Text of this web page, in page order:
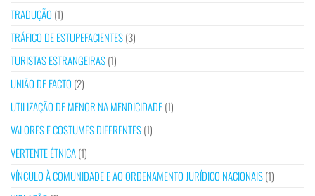
TRADUÇÃO (1)
TRÁFICO DE ESTUPEFACIENTES(3)
TURISTAS ESTRANGEIRAS(1)
UNIÃO DE FACTO (2)
UTILIZAÇÃO DE MENOR NA MENDICIDADE(1)
VALORES E COSTUMES DIFERENTES(1)
VERTENTE ÉTNICA(1)
VÍNCULO À COMUNIDADE E AO ORDENAMENTO JURÍDICO NACIONAIS(1)